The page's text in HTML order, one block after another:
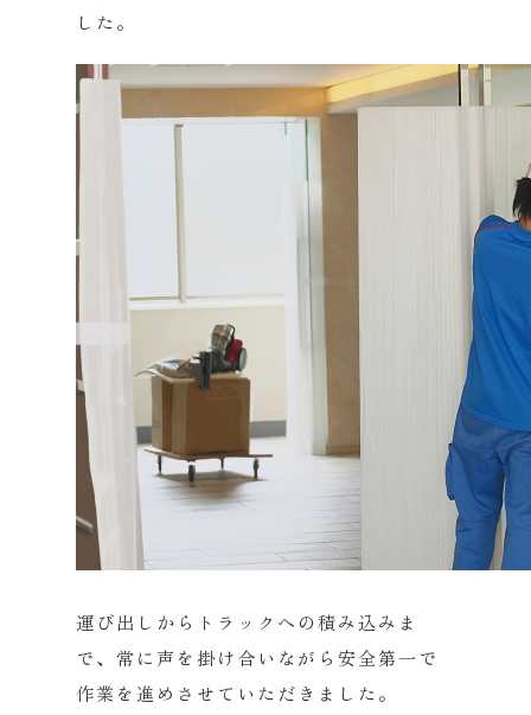
した。
運び出しからトラックへの積み込みま
で、常に声を掛け合いながら安全第一で
作業を進めさせていただきました。